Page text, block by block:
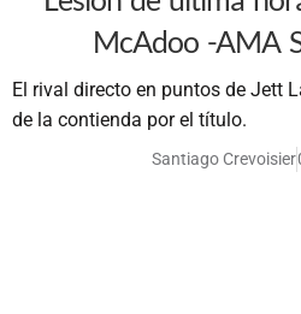
McAdoo -AMA
El rival directo en puntos de Jett
de la contienda por el título.
Santiago Crevoisier